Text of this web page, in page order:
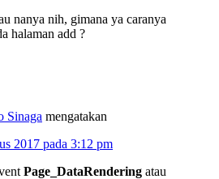
nanya nih, gimana ya caranya
halaman add ?
Sinaga mengatakan
2017 pada 3:12 pm
Page_DataRendering atau